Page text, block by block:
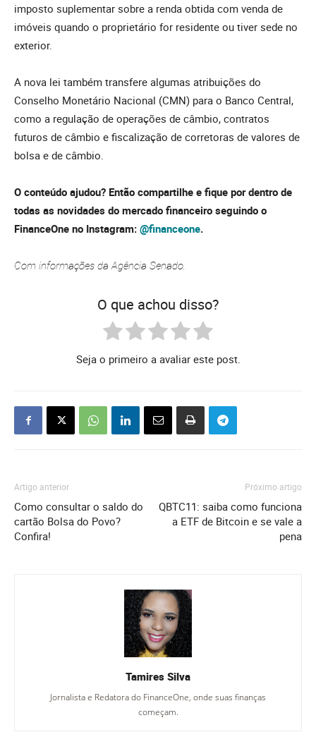
imposto suplementar sobre a renda obtida com venda de
imóveis quando o proprietário for residente ou tiver sede no
exterior.
A nova lei também transfere algumas atribuições do
Conselho Monetário Nacional (CMN) para o Banco Central,
como a regulação de operações de câmbio, contratos
futuros de câmbio e fiscalização de corretoras de valores de
bolsa e de câmbio.
O conteúdo ajudou? Então compartilhe e fique por dentro de
todas as novidades do mercado financeiro seguindo o
FinanceOne no Instagram: @financeone.
Com informações da Agência Senado.
O que achou disso?
Seja o primeiro a avaliar este post.
Artigo anterior
Como consultar o saldo do
cartão Bolsa do Povo?
Confira!
Próximo artigo
QBTC11: saiba como funciona
a ETF de Bitcoin e se vale a
pena
Tamires Silva
Jornalista e Redatora do FinanceOne, onde suas finanças
começam.